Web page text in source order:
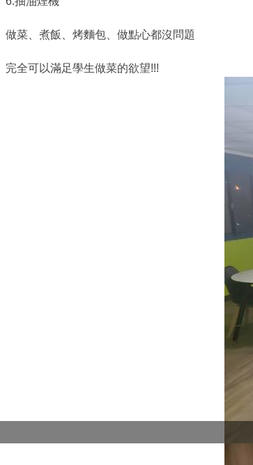
做菜、煮飯、烤麵包、做點心都沒問題
完全可以滿足學生做菜的欲望!!!